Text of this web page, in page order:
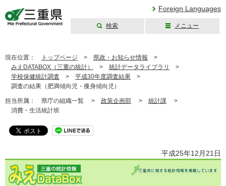
Foreign Languages
検索 メニュー
現在位置： トップページ > 県政・お知らせ情報 >
みえDATABOX（三重の統計）
> 統計データライブラリ
>
学校保健統計調査 > 平成30年度調査結果 >
調査の結果（肥満傾向児・痩身傾向児）
担当所属： 県庁の組織一覧 > 政策企画部 > 統計課 >
消費・生活統計班
平成25年12月21日